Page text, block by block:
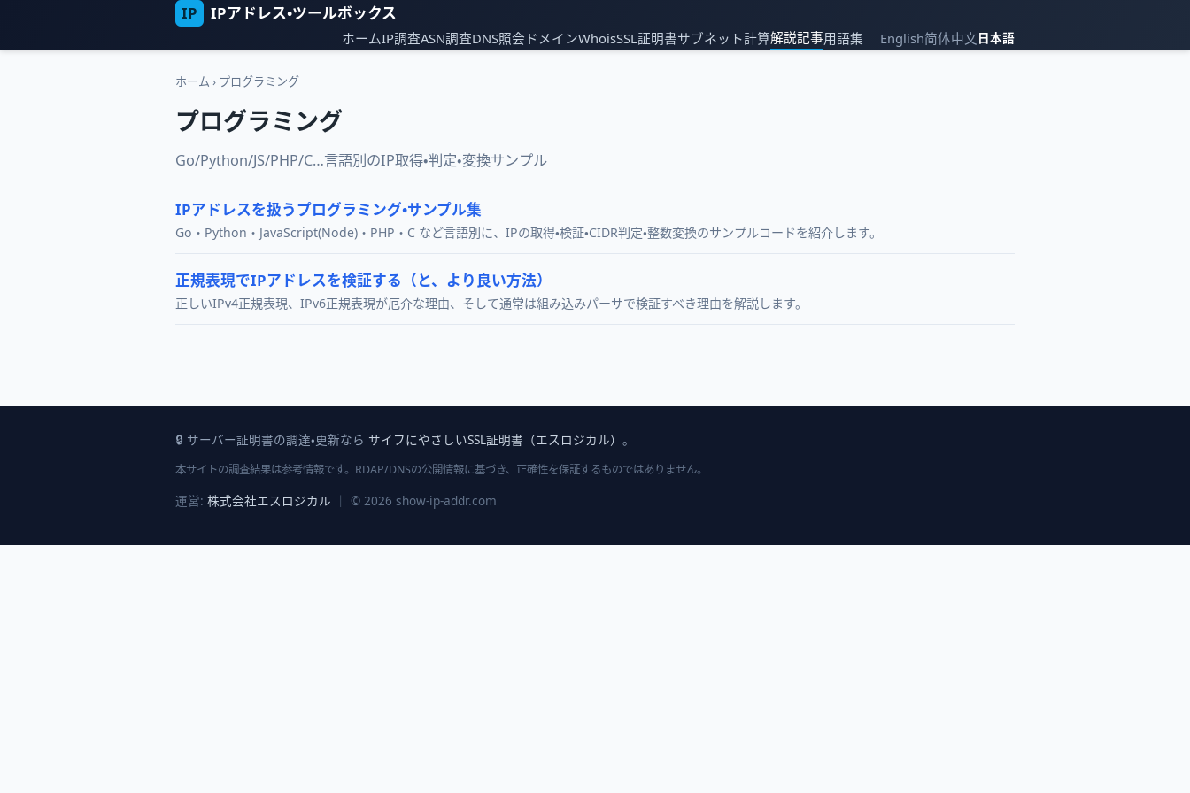
IP IPアドレス・ツールボックス
ホームIP調査ASN調査DNS照会 ドメインWhoisSSL証明書サブネット計算解説記事用語集 English简体中文日本語
ホーム › プログラミング
プログラミング
Go/Python/JS/PHP/C…言語別のIP取得・判定・変換サンプル
IPアドレスを扱うプログラミング・サンプル集
Go・Python・JavaScript(Node)・PHP・C など言語別に、IPの取得・検証・CIDR判定・整数変換のサンプルコードを紹介します。
正規表現でIPアドレスを検証する（と、より良い方法）
正しいIPv4正規表現、IPv6正規表現が厄介な理由、そして通常は組み込みパーサで検証すべき理由を解説します。
🔒 サーバー証明書の調達・更新なら サイフにやさしいSSL証明書（エスロジカル） 。
本サイトの調査結果は参考情報です。RDAP/DNSの公開情報に基づき、正確性を保証するものではありません。
運営: 株式会社エスロジカル ｜ © 2026 show-ip-addr.com